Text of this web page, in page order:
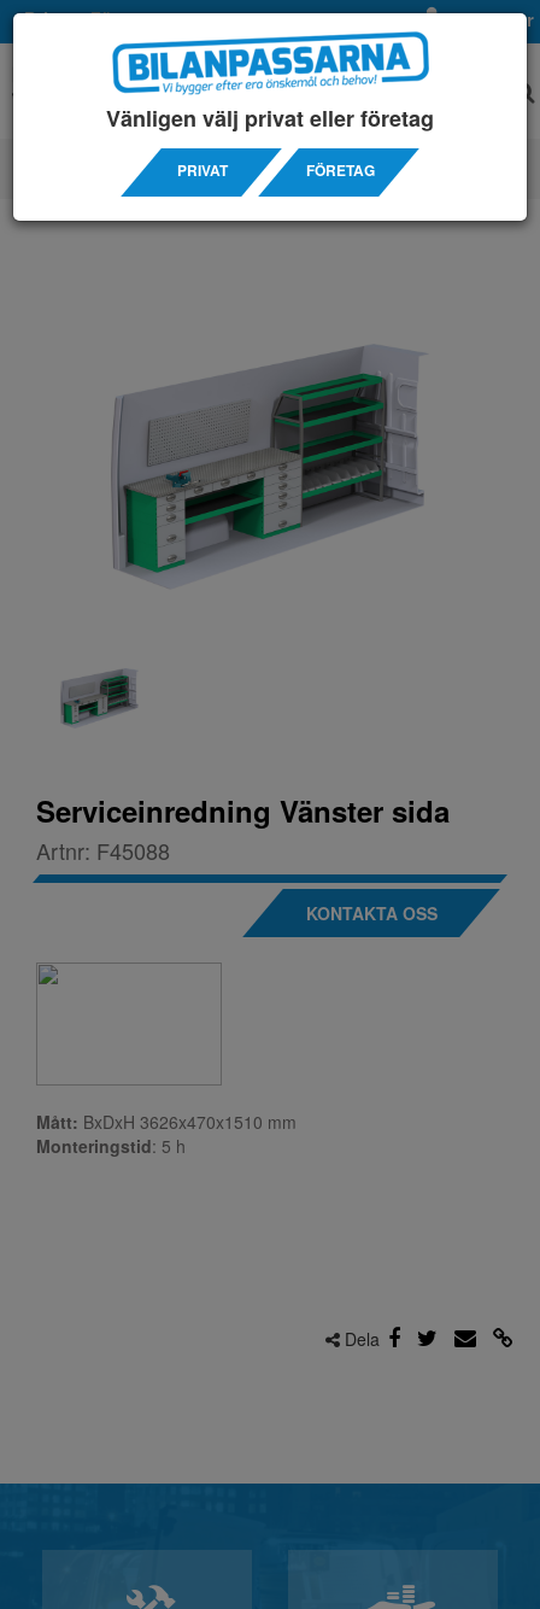
Privat Företag Mina sidor
SERVICEINREDNINGAR/ PEUGEOT/ BOXER L4H2
Serviceinredning Vänster sida
Artnr: F45088
KONTAKTA OSS
Mått: BxDxH 3626x470x1510 mm
Monteringstid: 5 h
Dela
Vänligen välj privat eller företag
PRIVAT FÖRETAG